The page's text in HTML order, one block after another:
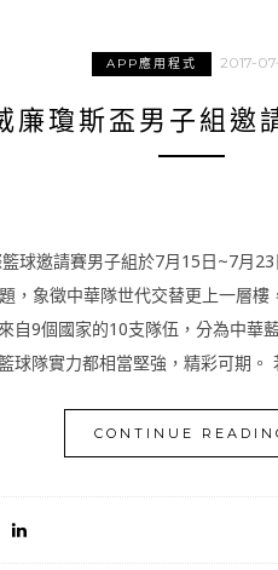
APP應用程式 2017-
廉瓊斯盃男子組邀
球邀請賽男子組於7月15日~7月
，象徵中華隊世代交替更上一層
自9個國家的10支隊伍，分為中華
球隊實力都相當堅強，精彩可期
CONTINUE